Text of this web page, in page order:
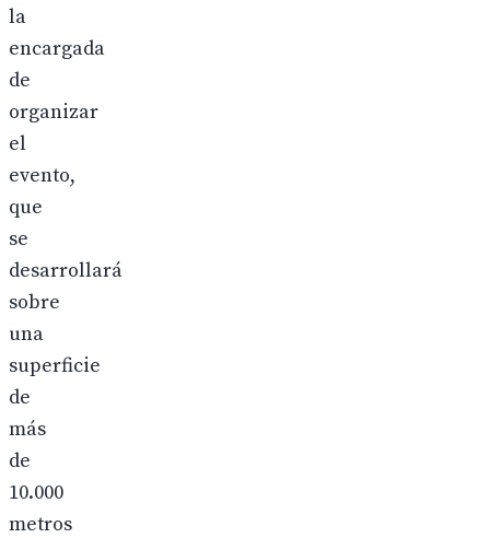
la
encargada
de
organizar
el
evento,
que
se
desarrollará
sobre
una
superficie
de
más
de
10.000
metros